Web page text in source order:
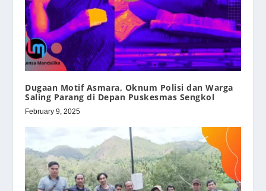
Dugaan Motif Asmara, Oknum Polisi dan Warga
Saling Parang di Depan Puskesmas Sengkol
February 9, 2025